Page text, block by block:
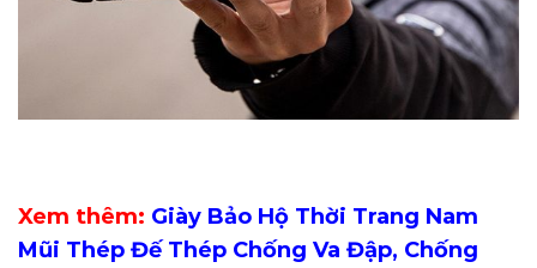
Xem thêm: Giày Bảo Hộ Thời Trang Nam
Mũi Thép Đế Thép Chống Va Đập, Chống